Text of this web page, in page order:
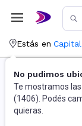
Estás en
No pudimos
Te mostramos
(1406). Podés
quieras.